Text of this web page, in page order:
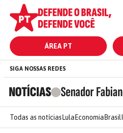
ÁREA PT
NOTÍCIAS Senador
SIGA NOSSAS REDES
Todas as notícias Lula Economia Brasil